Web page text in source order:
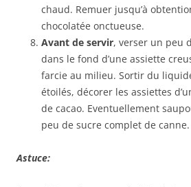
chaud. Remuer jusqu’à
chocolatée onctueuse.
Avant de servir, verser un peu
dans le fond d’une assiette
farcie au milieu. Sortir du
étoilés, décorer les assiettes
de cacao. Eventuellement
peu de sucre complet de canne.
Astuce: